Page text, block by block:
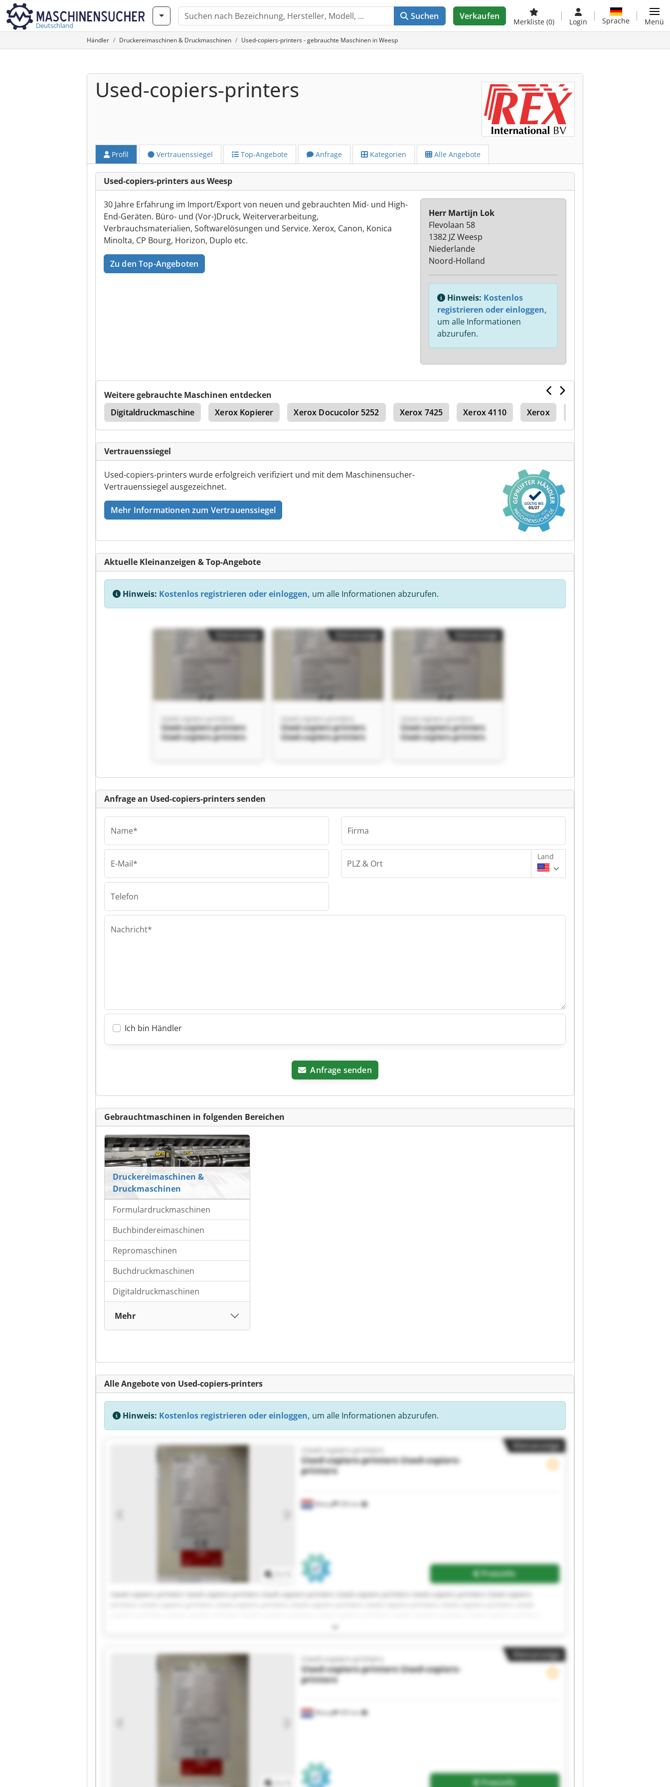
Deutschland
Suchen Verkaufen
Merkliste (0) Login Sprache Menü
Händler Druckereimaschinen & Druckmaschinen Used-copiers-printers - gebrauchte Maschinen in Weesp
Used-copiers-printers
Profil Vertrauenssiegel Top-Angebote Anfrage Kategorien Alle Angebote
Used-copiers-printers aus Weesp
30 Jahre Erfahrung im Import/Export von neuen und gebrauchten Mid- und High-
End-Geräten. Büro- und (Vor-)Druck, Weiterverarbeitung,
Verbrauchsmaterialien, Softwarelösungen und Service. Xerox, Canon, Konica
Minolta, CP Bourg, Horizon, Duplo etc.
Zu den Top-Angeboten
Herr Martijn Lok
Flevolaan 58
1382 JZ Weesp
Niederlande
Noord-Holland
Hinweis: Kostenlos
registrieren oder einloggen,
um alle Informationen
abzurufen.
Weitere gebrauchte Maschinen entdecken
Digitaldruckmaschine
Xerox Kopierer Xerox Docucolor 5252 Xerox 7425 Xerox 4110 Xerox
Vertrauenssiegel
Used-copiers-printers wurde erfolgreich verifiziert und mit dem Maschinensucher-
Vertrauenssiegel ausgezeichnet.
Mehr Informationen zum Vertrauenssiegel
Aktuelle Kleinanzeigen & Top-Angebote
Hinweis: Kostenlos registrieren oder einloggen, um alle Informationen abzurufen.
Used-copiers-printers
Used-copiers-printers
Used-copiers-printers
Used-copiers-printers
Used-copiers-printers
Used-copiers-printers
Used-copiers-printers
Used-copiers-printers
Used-copiers-printers
Used-copiers-printers
Kleinanzeige
Anfrage an Used-copiers-printers senden
Name*
E-Mail*
Telefon
Firma
PLZ & Ort
Land
Nachricht*
Ich bin Händler
Anfrage senden
Gebrauchtmaschinen in folgenden Bereichen
Druckereimaschinen &
Druckmaschinen
Formulardruckmaschinen
Buchbindereimaschinen
Repromaschinen
Buchdruckmaschinen
Digitaldruckmaschinen
Mehr
Alle Angebote von Used-copiers-printers
Hinweis: Kostenlos registrieren oder einloggen, um alle Informationen abzurufen.
Kleinanzeige
Weesp 395 km
Used-copiers-printers
Used-copiers-printersUsed-copiers-
printers
Preisinfo
Used-copiers-printers Used-copiers-printers Used-copiers-printers Used-copiers-printers Used-copiers-printers Used-copiers-
Used-copiers-printers Used-copiers-printers Used-copiers-printers
Kleinanzeige
Weesp 395 km
Used-copiers-printers
Used-copiers-printersUsed-copiers-
printers
Preisinfo